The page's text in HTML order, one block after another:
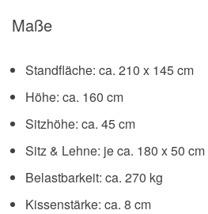
Maße
Standfläche: ca. 210 x 145 cm
Höhe: ca. 160 cm
Sitzhöhe: ca. 45 cm
Sitz & Lehne: je ca. 180 x 50 cm
Belastbarkeit: ca. 270 kg
Kissenstärke: ca. 8 cm